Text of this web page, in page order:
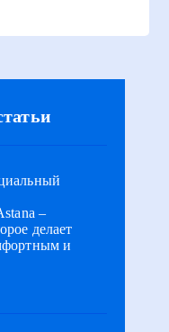
–
делает
и